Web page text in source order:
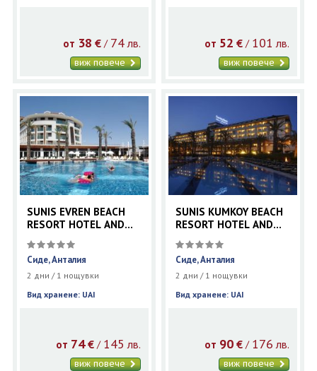
от 38 €/ 74 лв.
виж повече
от 52 € / 101 лв.
виж повече
SUNIS EVREN BEACH
RESORT HOTEL AND
SPA
Сиде, Анталия
2 дни / 1 нощувки
Вид хранене: UAI
от 74 €/ 145 лв.
виж повече
SUNIS KUMKOY BEACH
RESORT HOTEL AND
SPA
Сиде, Анталия
2 дни / 1 нощувки
Вид хранене: UAI
от 90 € / 176 лв.
виж повече